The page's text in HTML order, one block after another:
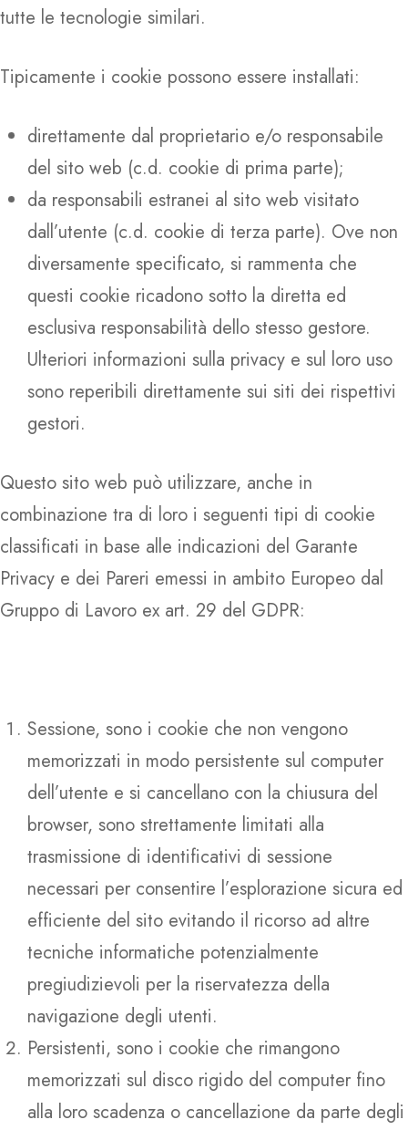
tutte le tecnologie similari.
Tipicamente i cookie possono essere installati:
direttamente dal proprietario e/o responsabile
del sito web (c.d. cookie di prima parte);
da responsabili estranei al sito web visitato
dall’utente (c.d. cookie di terza parte). Ove non
diversamente specificato, si rammenta che
questi cookie ricadono sotto la diretta ed
esclusiva responsabilità dello stesso gestore.
Ulteriori informazioni sulla privacy e sul loro uso
sono reperibili direttamente sui siti dei rispettivi
gestori.
Questo sito web può utilizzare, anche in
combinazione tra di loro i seguenti tipi di cookie
classificati in base alle indicazioni del Garante
Privacy e dei Pareri emessi in ambito Europeo dal
Gruppo di Lavoro ex art. 29 del GDPR:
Sessione, sono i cookie che non vengono
memorizzati in modo persistente sul computer
dell’utente e si cancellano con la chiusura del
browser, sono strettamente limitati alla
trasmissione di identificativi di sessione
necessari per consentire l’esplorazione sicura ed
efficiente del sito evitando il ricorso ad altre
tecniche informatiche potenzialmente
pregiudizievoli per la riservatezza della
navigazione degli utenti.
Persistenti, sono i cookie che rimangono
memorizzati sul disco rigido del computer fino
alla loro scadenza o cancellazione da parte degli